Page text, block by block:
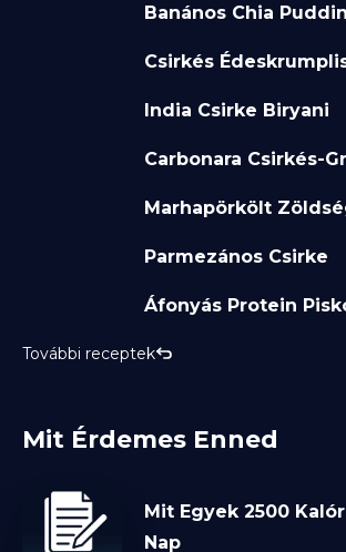
Banános Chia
Csirkés
India Csirke Biryani
Carbonara Csirkés-
Marhapörkölt
Parmezános Csirke
Áfonyás Protein
További receptek
Mit Érdemes Enned
Mit Egyek 2500
Nap